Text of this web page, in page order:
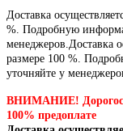
Доставка
%. Подробную
менеджеров.Доставка
размере 100 %.
уточняйте у
ВНИМАНИЕ!
100% предоплате